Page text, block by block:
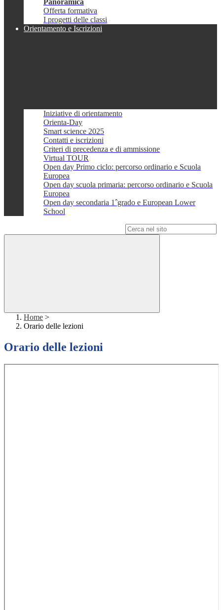
Panoramica
Offerta formativa
I progetti delle classi
Orientamento e Iscrizioni
Iniziative di orientamento
Orienta-Day
Smart science 2025
Contatti e iscrizioni
Criteri di precedenza e di ammissione
Virtual TOUR
Open day Primo ciclo: percorso ordinario e Scuola
Europea
Open day scuola primaria: percorso ordinario e Scuola
Europea
Open day secondaria 1ˆgrado e European Lower
School
Home >
Orario delle lezioni
Orario delle lezioni